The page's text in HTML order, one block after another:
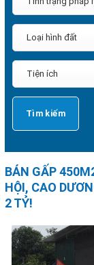
BÁN GẤP
HỘI, CAO
2 TỶ!